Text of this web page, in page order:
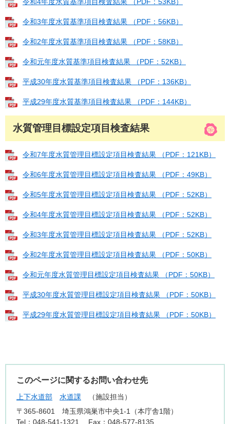
令和4年度水質基準項目検査結果 （PDF：53KB）
令和3年度水質基準項目検査結果 （PDF：56KB）
令和2年度水質基準項目検査結果 （PDF：58KB）
令和元年度水質基準項目検査結果 （PDF：52KB）
平成30年度水質基準項目検査結果 （PDF：136KB）
平成29年度水質基準項目検査結果 （PDF：144KB）
水質管理目標設定項目検査結果
令和7年度水質管理目標設定項目検査結果 （PDF：121KB）
令和6年度水質管理目標設定項目検査結果 （PDF：49KB）
令和5年度水質管理目標設定項目検査結果 （PDF：52KB）
令和4年度水質管理目標設定項目検査結果 （PDF：52KB）
令和3年度水質管理目標設定項目検査結果 （PDF：52KB）
令和2年度水質管理目標設定項目検査結果 （PDF：50KB）
令和元年度水質管理目標設定項目検査結果 （PDF：50KB）
平成30年度水質管理目標設定項目検査結果 （PDF：50KB）
平成29年度水質管理目標設定項目検査結果 （PDF：50KB）
このページに関するお問い合わせ先
上下水道部 水道課
施設担当
〒365-8601
埼玉県鴻巣市中央1-1（本庁舎1階）
Tel：048-541-1321
Fax：048-577-8135